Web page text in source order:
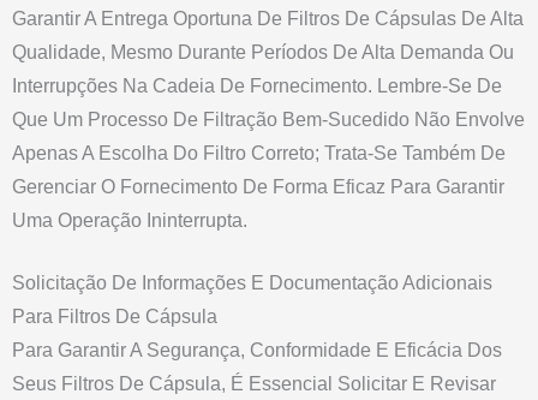
Garantir A Entrega Oportuna De Filtros De Cápsulas De Alta
Qualidade, Mesmo Durante Períodos De Alta Demanda Ou
Interrupções Na Cadeia De Fornecimento. Lembre-Se De
Que Um Processo De Filtração Bem-Sucedido Não Envolve
Apenas A Escolha Do Filtro Correto; Trata-Se Também De
Gerenciar O Fornecimento De Forma Eficaz Para Garantir
Uma Operação Ininterrupta.
Solicitação De Informações E Documentação Adicionais
Para Filtros De Cápsula
Para Garantir A Segurança, Conformidade E Eficácia Dos
Seus Filtros De Cápsula, É Essencial Solicitar E Revisar